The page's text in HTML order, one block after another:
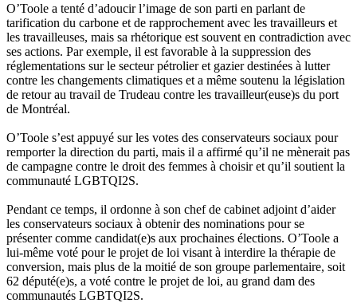
O’Toole a tenté d’adoucir l’image de son parti en parlant de
tarification du carbone et de rapprochement avec les travailleurs et
les travailleuses, mais sa rhétorique est souvent en contradiction avec
ses actions. Par exemple, il est favorable à la suppression des
réglementations sur le secteur pétrolier et gazier destinées à lutter
contre les changements climatiques et a même soutenu la législation
de retour au travail de Trudeau contre les travailleur(euse)s du port
de Montréal.
O’Toole s’est appuyé sur les votes des conservateurs sociaux pour
remporter la direction du parti, mais il a affirmé qu’il ne mènerait pas
de campagne contre le droit des femmes à choisir et qu’il soutient la
communauté LGBTQI2S.
Pendant ce temps, il ordonne à son chef de cabinet adjoint d’aider
les conservateurs sociaux à obtenir des nominations pour se
présenter comme candidat(e)s aux prochaines élections. O’Toole a
lui-même voté pour le projet de loi visant à interdire la thérapie de
conversion, mais plus de la moitié de son groupe parlementaire, soit
62 député(e)s, a voté contre le projet de loi, au grand dam des
communautés LGBTQI2S.